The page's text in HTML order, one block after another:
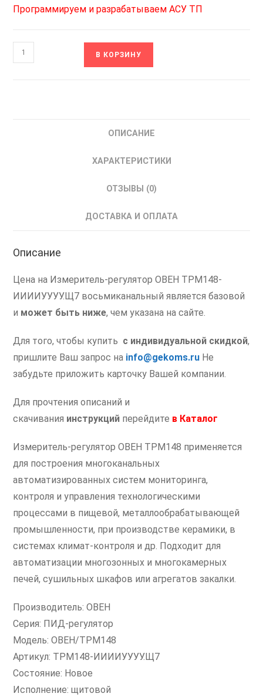
Программируем и разрабатываем АСУ ТП
Количество
товара
В КОРЗИНУ
ОПИСАНИЕ
ХАРАКТЕРИСТИКИ
ОТЗЫВЫ (0)
ДОСТАВКА И ОПЛАТА
Описание
Цена на Измеритель-регулятор ОВЕН ТРМ148-
ИИИИУУУУ.Щ7 восьмиканальный является базовой
и может быть ниже, чем указана на сайте.
Для того, чтобы купить с индивидуальной скидкой,
пришлите Ваш запрос на info@gekoms.ru Не
забудьте приложить карточку Вашей компании.
Для прочтения описаний и
скачивания инструкций перейдите в Каталог
Измеритель-регулятор ОВЕН ТРМ148 применяется
для построения многоканальных
автоматизированных систем мониторинга,
контроля и управления технологическими
процессами в пищевой, металлообрабатывающей
промышленности, при производстве керамики, в
системах климат-контроля и др. Подходит для
автоматизации многозонных и многокамерных
печей, сушильных шкафов или агрегатов закалки.
Производитель: ОВЕН
Серия: ПИД-регулятор
Модель: ОВЕН/ТРМ148
Артикул: ТРМ148-ИИИИУУУУ.Щ7
Состояние: Новое
Исполнение: щитовой